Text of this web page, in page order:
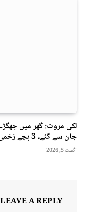
جان سے گئے، 3 بچے زخمی
اگست 5, 2026
LEAVE A REPLY